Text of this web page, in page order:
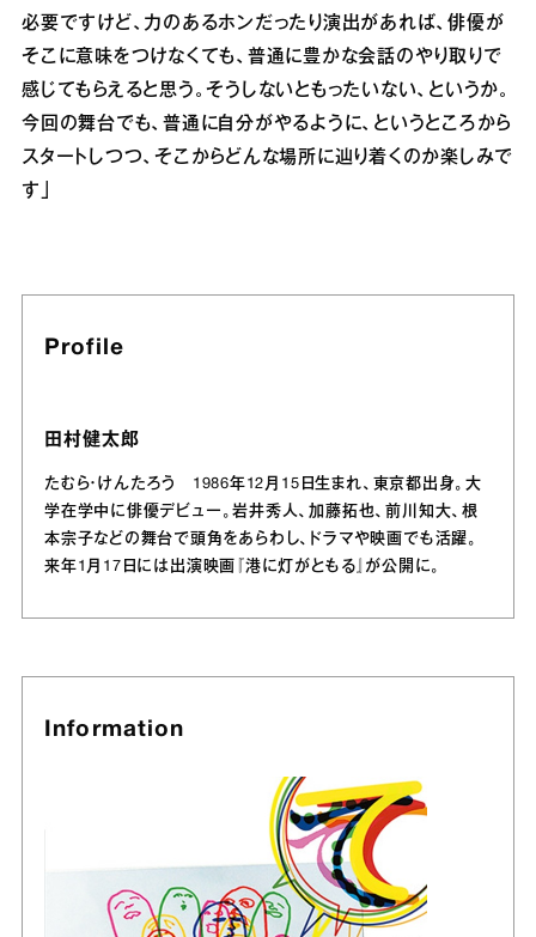
必要ですけど、力のあるホンだったり演出があれば、俳優が
そこに意味をつけなくても、普通に豊かな会話のやり取りで
感じてもらえると思う。そうしないともったいない、というか。
今回の舞台でも、普通に自分がやるように、というところから
スタートしつつ、そこからどんな場所に辿り着くのか楽しみで
す」
Profile
田村健太郎
たむら・けんたろう 1986年12月15日生まれ、東京都出身。大
学在学中に俳優デビュー。岩井秀人、加藤拓也、前川知大、根
本宗子などの舞台で頭角をあらわし、ドラマや映画でも活躍。
来年1月17日には出演映画『港に灯がともる』が公開に。
Information